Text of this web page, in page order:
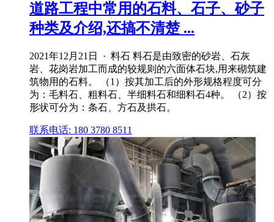
道路工程中常用的石料、石子、砂子
种类及介绍,还搞不清楚 ...
2021年12月21日 · 料石 料石是由致密的砂岩、石灰
岩、花岗岩加工而成的较规则的六面体石块,用来砌筑建
筑物用的石料。 （1）按其加工后的外形规格程度可分
为：毛料石、粗料石、半细料石和细料石4种。 （2）按
形状可分为：条石、方石及拱石。
联系电话: 180 3780 8511